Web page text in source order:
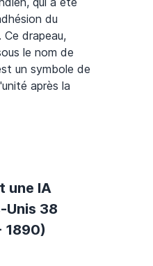
du
drapeau,
le nom de
un symbole de
après la
une IA
Unis 38
1890)